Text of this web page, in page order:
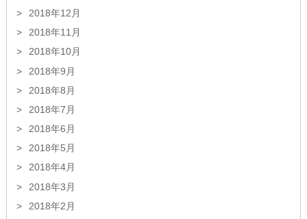
2018年12月
2018年11月
2018年10月
2018年9月
2018年8月
2018年7月
2018年6月
2018年5月
2018年4月
2018年3月
2018年2月